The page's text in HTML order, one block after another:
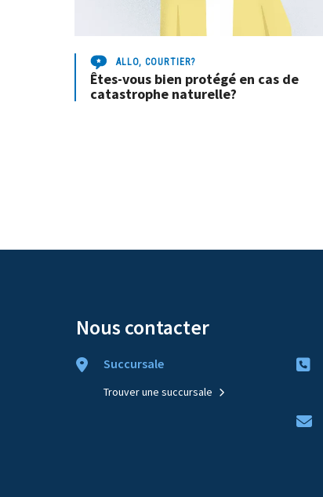
ALLO, COURTIER?
Êtes-vous bien protégé en cas de
catastrophe naturelle?
Nous contacter
Succursale
Trouver une succursale